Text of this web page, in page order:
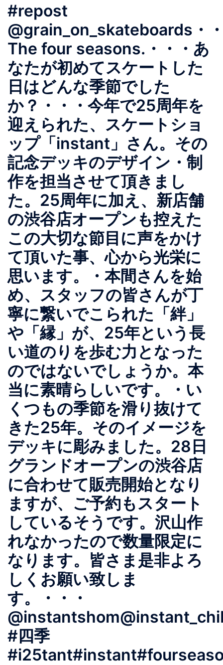
#repost
@grain_on_skateboards・
The four seasons.・・・あ
なたが初めてスケートした
日はどんな季節でした
か？・・・今年で25周年を
迎えられた、スケートショ
ップ「instant」さん。その
記念デッキのデザイン・制
作を担当させて頂きまし
た。25周年に加え、新店舗
の渋谷店オープンも控えた
この大切な節目に声をかけ
て頂いた事、心から光栄に
思います。・本間さんを始
め、スタッフの皆さんが丁
寧に繋いでこられた「絆」
や「縁」が、25年という長
い道のりを歩む力となった
のではないでしょうか。本
当に素晴らしいです。・い
くつもの季節を滑り抜けて
きた25年。そのイメージを
デッキに彫みました。28日
グランドオープンの渋谷店
に合わせて販売開始となり
ますが、ご予約もスタート
しているそうです。沢山作
れなかったので数量限定に
なります。皆さま是非よろ
しくお願い致しま
す。・・・
#四季